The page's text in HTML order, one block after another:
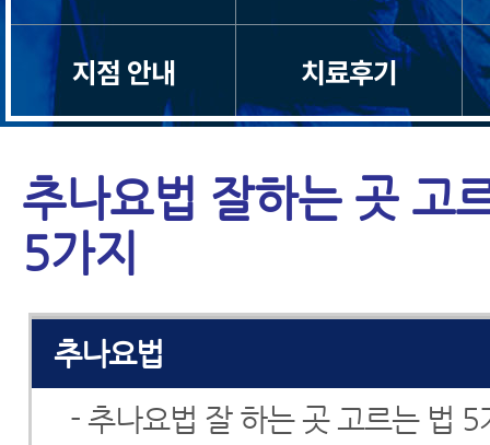
지점 안내 치료후기
추나요법 잘하는 곳 고
5가지
모커리치료법
추나요법
- 추나요법 잘 하는 곳 고르는 법 5